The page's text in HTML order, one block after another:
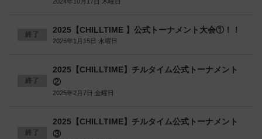
終了 2025【CHILLTIME 】公式トーナメント大会①！！
2025年1月15日 水曜日
終了
2025【CHILLTIME】チルタイム公式トーナメント
②
2025年2月7日 金曜日
終了
2025【CHILLTIME】チルタイム公式トーナメント
③